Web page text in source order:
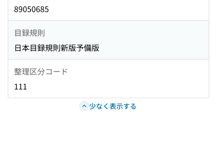
89050685
目録規則
日本目録規則新版予備版
整理区分コード
111
少なく表示する